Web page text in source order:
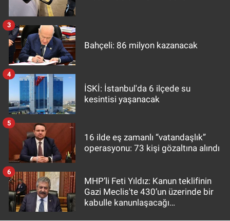
Bahçeli: 86 milyon kazanacak
3
İSKİ: İstanbul'da 6 ilçede su
kesintisi yaşanacak
4
16 ilde eş zamanlı “vatandaşlık”
operasyonu: 73 kişi gözaltına alındı
5
MHP’li Feti Yıldız: Kanun teklifinin
Gazi Meclis'te 430’un üzerinde bir
kabulle kanunlaşacağı
6